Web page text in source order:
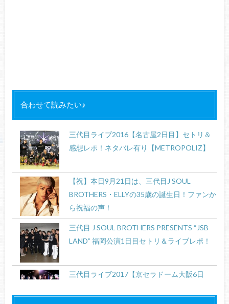
合わせて読みたい♪
三代目ライブ2016【名古屋2日目】セトリ＆
感想レポ！ネタバレ有り【METROPOLIZ】
【祝】本日9月21日は、三代目J SOUL
BROTHERS・ELLYの35歳の誕生日！ファンか
ら祝福の声！
三代目 J SOUL BROTHERS PRESENTS “JSB
LAND” 福岡公演1日目セトリ＆ライブレポ！
三代目ライブ2017【京セラドーム大阪6日